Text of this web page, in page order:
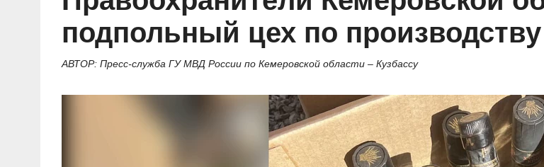
В знании сила
Специальный репортаж
КиберПОСТОВОЙ
Газета «Щит и меч»
Журнал «Полиция России»
О ПОРТАЛЕ
подпольный цех по производству
АВТОР: Пресс-служба ГУ МВД России по Кемеровской области – Кузбассу